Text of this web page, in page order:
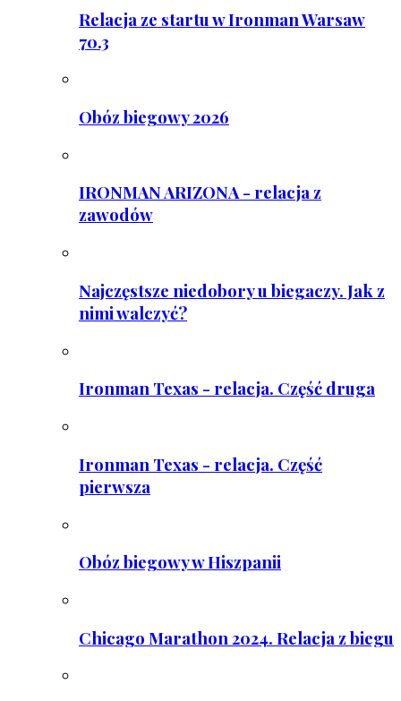
Relacja ze startu w Ironman Warsaw
70.3
Obóz biegowy 2026
IRONMAN ARIZONA - relacja z
zawodów
Najczęstsze niedobory u biegaczy. Jak z
nimi walczyć?
Ironman Texas - relacja. Część druga
Ironman Texas - relacja. Część
pierwsza
Obóz biegowy w Hiszpanii
Chicago Marathon 2024. Relacja z biegu